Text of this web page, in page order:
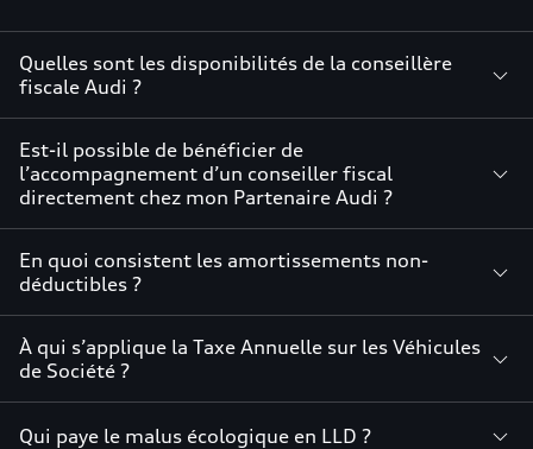
Quelles sont les disponibilités de la conseillère
fiscale Audi ?
Est-il possible de bénéficier de
l’accompagnement d’un conseiller fiscal
directement chez mon Partenaire Audi ?
En quoi consistent les amortissements non-
déductibles ?
À qui s’applique la Taxe Annuelle sur les Véhicules
de Société ?
Qui paye le malus écologique en LLD ?